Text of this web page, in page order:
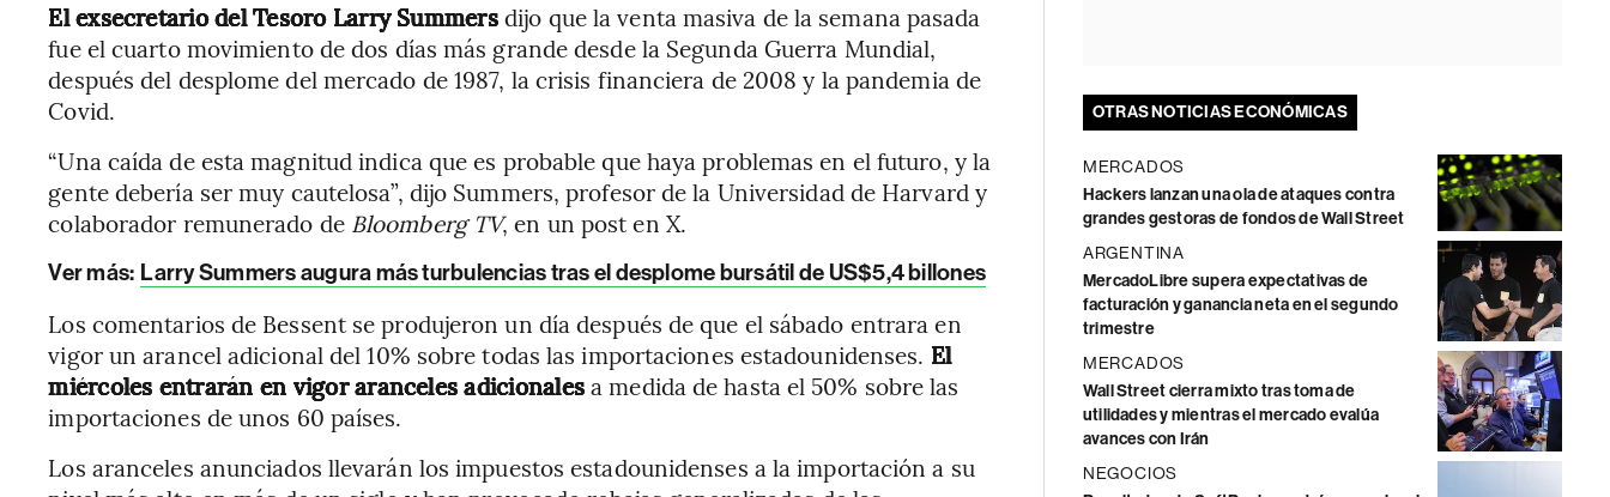
El exsecretario del Tesoro Larry Summersdijo que la venta masiva de la semana pasada
fue el cuarto movimiento de dos días más grande desde la Segunda Guerra Mundial,
después del desplome del mercado de 1987, la crisis financiera de 2008 y la pandemia de
Covid.
“Una caída de esta magnitud indica que es probable que haya problemas en el futuro, y la
gente debería ser muy cautelosa”, dijo Summers, profesor de la Universidad de Harvard y
colaborador remunerado de Bloomberg TV, en un post en X.
Ver más: Larry Summers augura más turbulencias tras el desplome bursátil de US$5,4 billones
Los comentarios de Bessent se produjeron un día después de que el sábado entrara en
vigor un arancel adicional del 10% sobre todas las importaciones estadounidenses. El
miércoles entrarán en vigor aranceles adicionalesa medida de hasta el 50% sobre las
importaciones de unos 60 países.
Los aranceles anunciados llevarán los impuestos estadounidenses a la importación a su
OTRAS NOTICIAS ECONÓMICAS
MERCADOS
Hackers lanzan una ola de ataques contra
grandes gestoras de fondos de Wall Street
ARGENTINA
MercadoLibre supera expectativas de
facturación y ganancia neta en el segundo
trimestre
MERCADOS
Wall Street cierra mixto tras toma de
utilidades y mientras el mercado evalúa
avances con Irán
NEGOCIOS